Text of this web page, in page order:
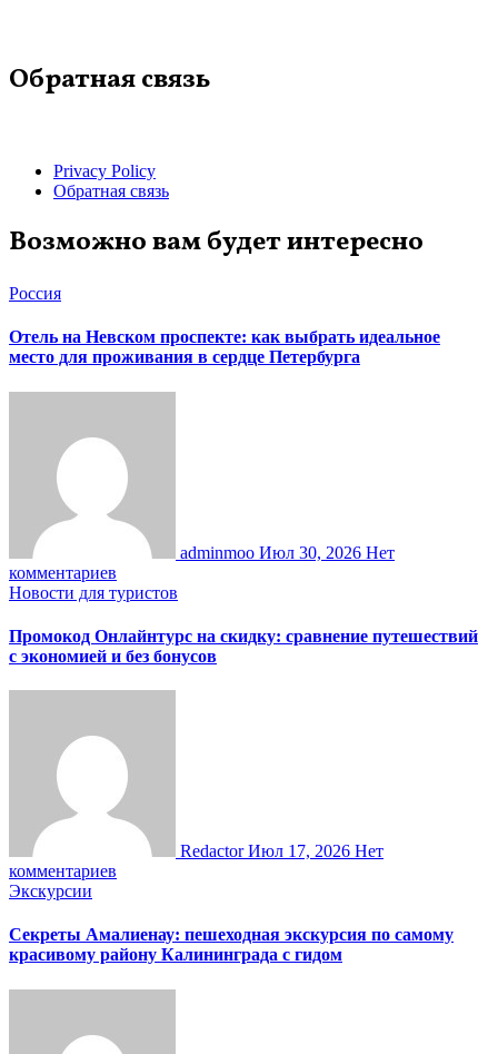
Обратная связь
Privacy Policy
Обратная связь
Возможно вам будет интересно
Россия
Отель на Невском проспекте: как выбрать идеальное
место для проживания в сердце Петербурга
adminmoo Июл 30, 2026 Нет
комментариев
Новости для туристов
Промокод Онлайнтурс на скидку: сравнение путешествий
с экономией и без бонусов
RedactorИюл 17, 2026 Нет
комментариев
Экскурсии
Секреты Амалиенау: пешеходная экскурсия по самому
красивому району Калининграда с гидом